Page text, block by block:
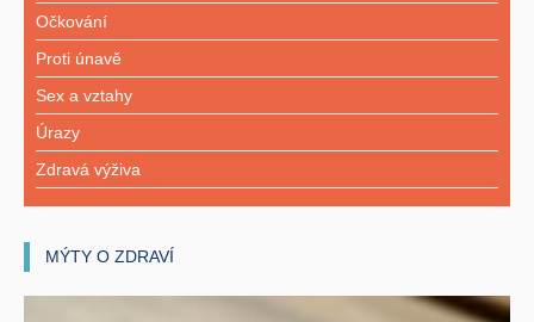
Očkování
Proti únavě
Sex a vztahy
Úrazy
Zdravá výživa
MÝTY O ZDRAVÍ